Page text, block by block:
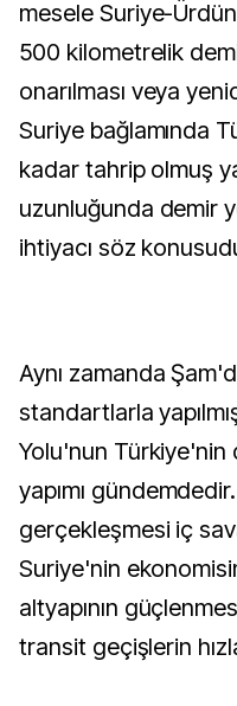
mesele Suriye-
500 kilometrelik
onarılması veya
Suriye bağlamında
kadar tahrip olmuş
uzunluğunda demir
ihtiyacı söz
Aynı zamanda
standartlarla
Yolu'nun
yapımı
gerçekleşmesi iç
Suriye'nin
altyapının
transit geçişlerin